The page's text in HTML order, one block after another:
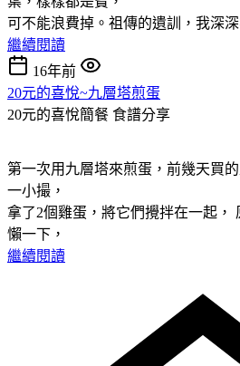
可不能浪費掉。祖傳的遺訓，我深
繼續閱讀
16年前
20元的喜悅~九層塔煎蛋
20元的喜悅簡餐 食譜分享
第一次用九層塔來煎蛋，前幾天買
一小撮，
拿了2個雞蛋，將它們攪拌在一起，
懶一下，
繼續閱讀